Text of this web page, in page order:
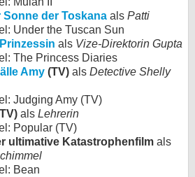
Sonne der Toskana als Patti
Under the Tuscan Sun
als Vize-Direktorin Gupta
The Princess Diaries
Amy (TV) als Detective Shelly
Judging Amy (TV)
als Lehrerin
Popular (TV)
ultimative Katastrophenfilm als
Bean